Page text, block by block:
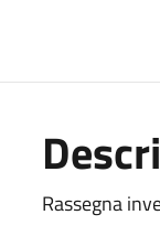
Rassegna